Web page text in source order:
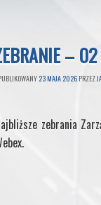
–
23 MAJA 2026 PRZEZ
zebrania